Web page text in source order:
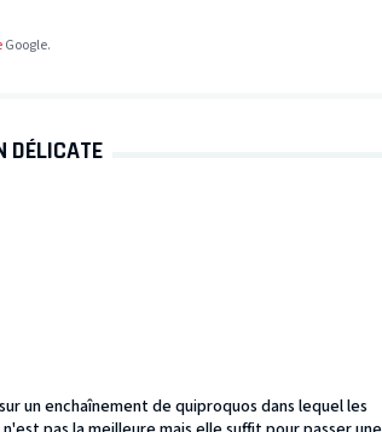
Google.
DÉLICATE
un enchaînement de quiproquos dans lequel les